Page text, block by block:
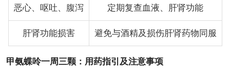
恶心、呕吐、腹泻 定期复查血液、肝肾功能
肝肾功能损害 避免与酒精及损伤肝肾药物同服
甲氨蝶呤一周三颗：用药指引及注意事项